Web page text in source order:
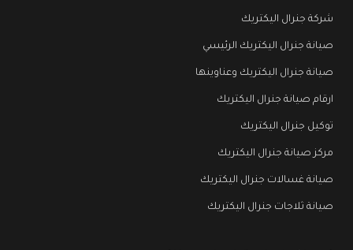
شركة جنرال اليكتريك
صيانة جنرال اليكتريك الرئيسي
صيانة جنرال اليكتريك وعناوينها
ارقام صيانة جنرال اليكتريك
توكيل جنرال اليكتريك
مركز صيانة جنرال اليكتريك
صيانة غسالات جنرال اليكتريك
صيانة ثلاجات جنرال اليكتريك